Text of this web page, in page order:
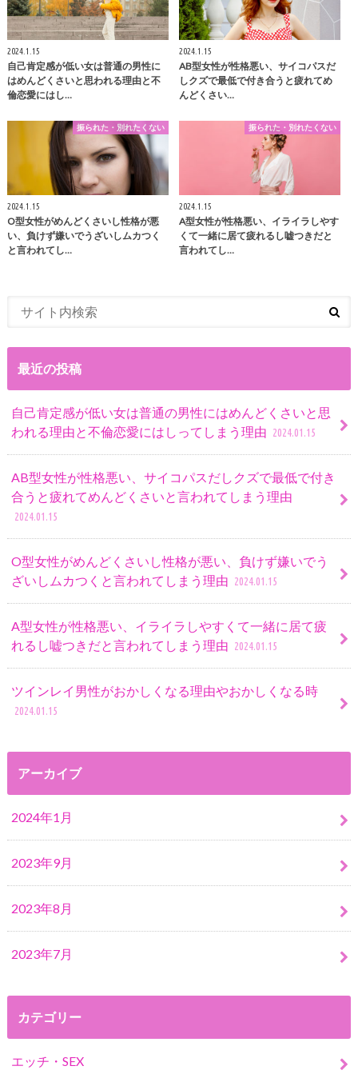
2024.1.15
自己肯定感が低い女は普通の男性に
はめんどくさいと思われる理由と不
倫恋愛にはし…
2024.1.15
AB型女性が性格悪い、サイコパスだ
しクズで最低で付き合うと疲れてめ
んどくさい…
振られた・別れたくない
2024.1.15
O型女性がめんどくさいし性格が悪
い、負けず嫌いでうざいしムカつく
と言われてし…
振られた・別れたくない
2024.1.15
A型女性が性格悪い、イライラしやす
くて一緒に居て疲れるし嘘つきだと
言われてし…
最近の投稿
自己肯定感が低い女は普通の男性にはめんどくさいと思
われる理由と不倫恋愛にはしってしまう理由 2024.01.15
AB型女性が性格悪い、サイコパスだしクズで最低で付き
合うと疲れてめんどくさいと言われてしまう理由
2024.01.15
O型女性がめんどくさいし性格が悪い、負けず嫌いでう
ざいしムカつくと言われてしまう理由 2024.01.15
A型女性が性格悪い、イライラしやすくて一緒に居て疲
れるし嘘つきだと言われてしまう理由 2024.01.15
ツインレイ男性がおかしくなる理由やおかしくなる時
2024.01.15
アーカイブ
2024年1月
2023年9月
2023年8月
2023年7月
カテゴリー
エッチ・SEX